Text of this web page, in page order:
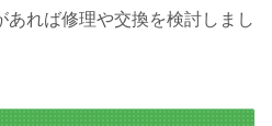
れば修理や交換を検討しまし